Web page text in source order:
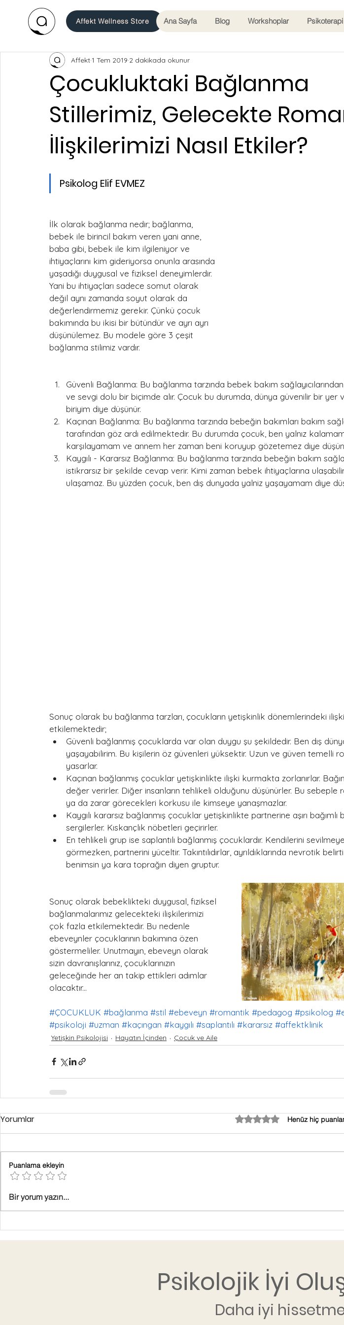
Affekt Wellness Store Ana Sayfa Blog Workshoplar Psikoterapi
Çocukluktaki Bağlanma
Stillerimiz, Gelecekte
İlişkilerimizi Nasıl Etkiler?
Affekt1 Tem 2019 2 dakikada okunur
Psikolog Elif EVMEZ
İlk olarak bağlanma nedir; bağlanma,
bebek ile birincil bakım veren yani anne,
baba gibi, bebek ile kim ilgileniyor ve
ihtiyaçlarını kim gideriyorsa onunla arasında
yaşadığı duygusal ve fiziksel deneyimlerdir.
Yani bu ihtiyaçları sadece somut olarak
değil aynı zamanda soyut olarak da
değerlendirmemiz gerekir. Çünkü çocuk
bakımında bu ikisi bir bütündür ve ayrı ayrı
düşünülemez. Bu modele göre 3 çeşit
bağlanma stilimiz vardır.
Güvenli Bağlanma: Bu bağlanma tarzında bebek bakım sağlayıcılarından
ve sevgi dolu bir biçimde alır. Çocuk bu durumda, dünya güvenilir bir yer
biriyim diye düşünür.
Kaçınan Bağlanma: Bu bağlanma tarzında bebeğin bakımları bakım
tarafından göz ardı edilmektedir. Bu durumda çocuk, ben yalnız
karşılayamam ve annem her zaman beni koruyup gözetemez diye
Kaygılı - Kararsız Bağlanma: Bu bağlanma tarzında bebeğin bakım
istikrarsız bir şekilde cevap verir. Kimi zaman bebek ihtiyaçlarına
ulaşamaz. Bu yüzden çocuk, ben dış dunyada yalniz yaşayamam diye
Sonuç olarak bu bağlanma tarzları, çocukların yetişkinlik dönemlerindeki
etkilemektedir;
Güvenli bağlanmış çocuklarda var olan duygu şu şekildedir. Ben dış
yaşayabilirim. Bu kişilerin öz güvenleri yüksektir. Uzun ve güven temelli
yasarlar.
Kaçınan bağlanmış çocuklar yetişkinlikte ilişki kurmakta zorlanırlar.
değer verirler. Diğer insanların tehlikeli olduğunu düşünürler. Bu sebeple
ya da zarar görecekleri korkusu ile kimseye yanaşmazlar.
Kaygılı kararsız bağlanmış çocuklar yetişkinlikte partnerine aşırı bağımlı
sergilerler. Kıskançlık nöbetleri geçirirler.
En tehlikeli grup ise saplantılı bağlanmış çocuklardır. Kendilerini
görmezken, partnerini yüceltir. Takıntılıdırlar, ayrıldıklarında nevrotik
benimsin ya kara toprağın diyen gruptur.
Sonuç olarak bebeklikteki duygusal, fiziksel
bağlanmalarımız gelecekteki ilişkilerimizi
çok fazla etkilemektedir. Bu nedenle
ebeveynler çocuklarının bakımına özen
göstermeliler. Unutmayın, ebeveyn olarak
sizin davranışlarınız, çocuklarınızın
geleceğinde her an takip ettikleri adımlar
olacaktır...
#ÇOCUKLUK #bağlanma #stil #ebeveyn #romantik #pedagog #psikolog
#psikoloji #uzman #kaçıngan #kaygılı #saplantılı #kararsız #affektklinik
Yetişkin Psikolojisi Hayatın İçinden Çocuk ve Aile
Yorumlar 5 üzerinden 0 yıldız
Henüz hiç
Puanlama ekleyin
Bir yorum yazın...
Psikolojik İyi
Daha iyi